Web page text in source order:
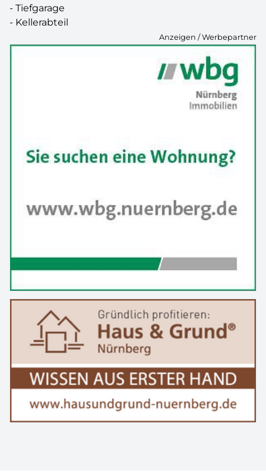
- Tiefgarage
- Kellerabteil
Anzeigen / Werbepartner